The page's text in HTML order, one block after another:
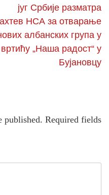
југ Србије разматра
НСА за отварање
албанских група у
вртићу „Наша радост“ у
Бујановцу
published. Required fields